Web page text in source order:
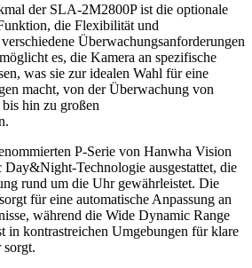
der SLA-2M2800P ist die optionale
die Flexibilität und
Überwachungsanforderungen
es, die Kamera an spezifische
was sie zur idealen Wahl für eine
macht, von der Überwachung von
hin zu großen
P-Serie von Hanwha Vision
Technologie ausgestattet, die
rund um die Uhr gewährleistet. Die
für eine automatische Anpassung an
während die Wide Dynamic Range
in kontrastreichen Umgebungen für klare
sorgt.